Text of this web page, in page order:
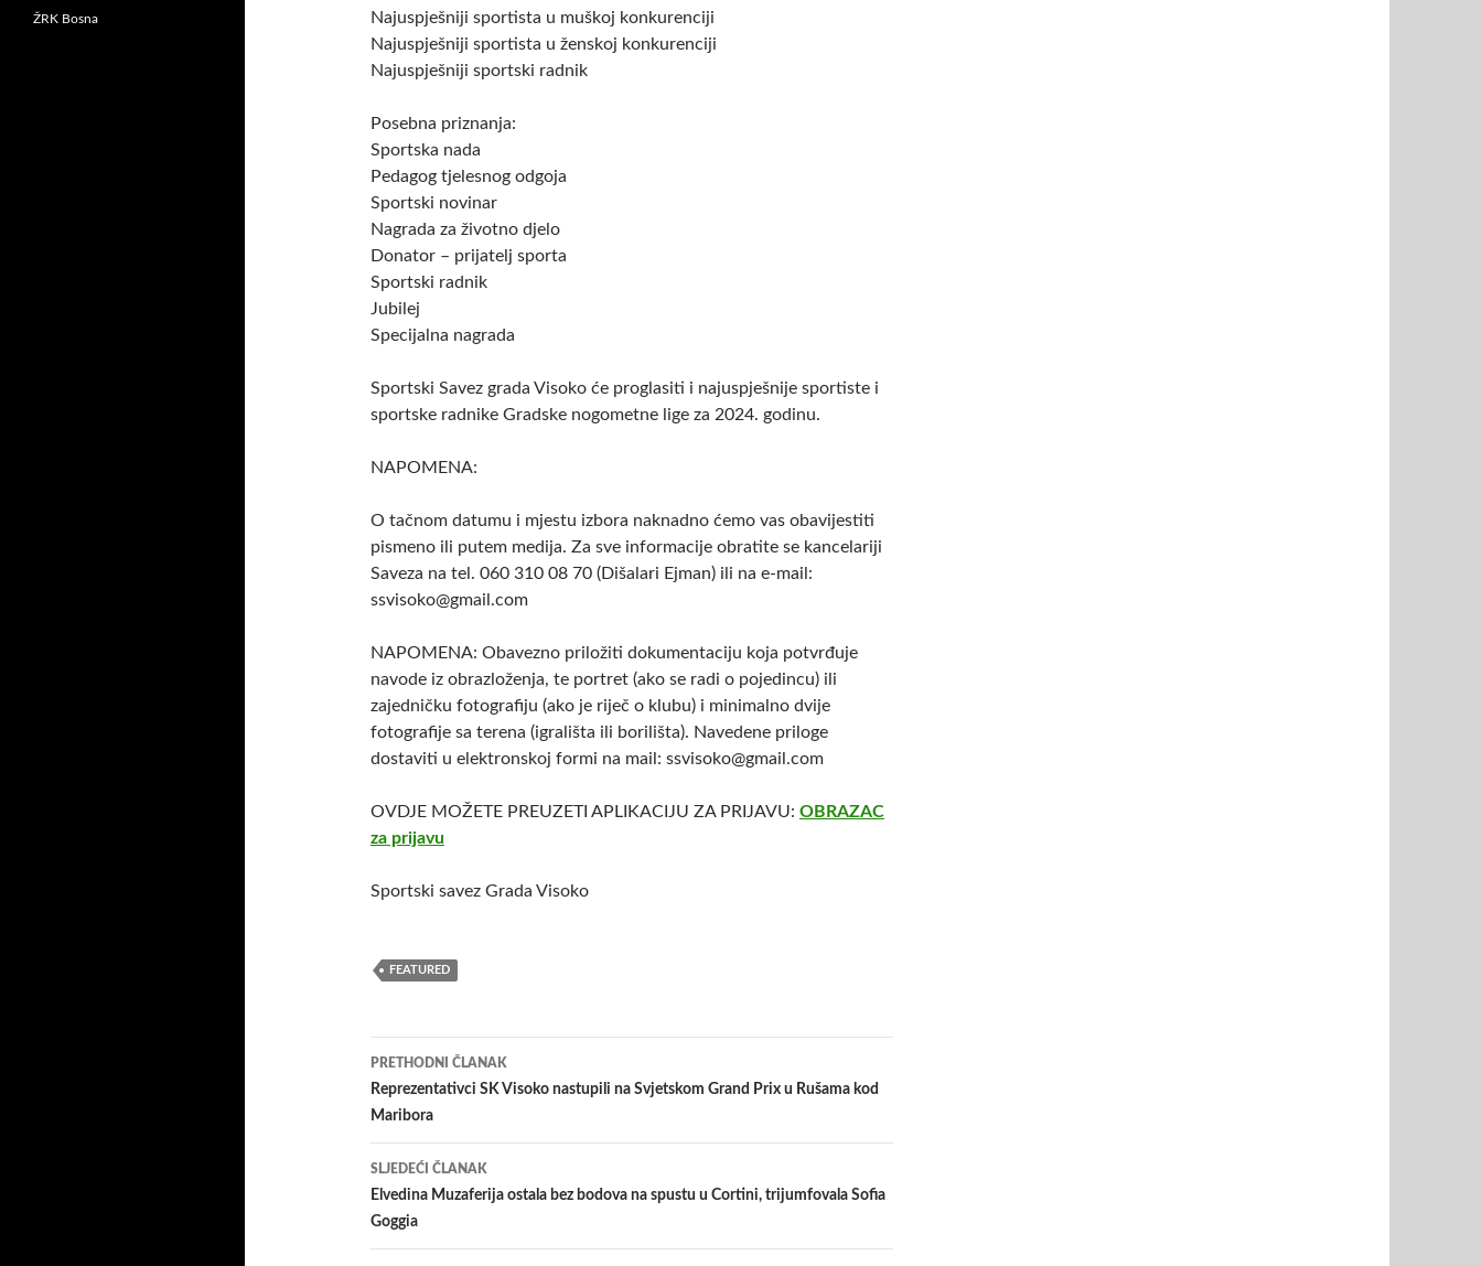
Najuspješniji sportista u muškoj konkurenciji
Najuspješniji sportista u ženskoj konkurenciji
Najuspješniji sportski radnik
Posebna priznanja:
Sportska nada
Pedagog tjelesnog odgoja
Sportski novinar
Nagrada za životno djelo
Donator – prijatelj sporta
Sportski radnik
Jubilej
Specijalna nagrada
Sportski Savez grada Visoko će proglasiti i najuspješnije sportiste i
sportske radnike Gradske nogometne lige za 2024. godinu.
NAPOMENA:
O tačnom datumu i mjestu izbora naknadno ćemo vas obavijestiti
pismeno ili putem medija. Za sve informacije obratite se kancelariji
Saveza na tel. 060 310 08 70 (Dišalari Ejman) ili na e-mail:
ssvisoko@gmail.com
NAPOMENA: Obavezno priložiti dokumentaciju koja potvrđuje
navode iz obrazloženja, te portret (ako se radi o pojedincu) ili
zajedničku fotografiju (ako je riječ o klubu) i minimalno dvije
fotografije sa terena (igrališta ili borilišta). Navedene priloge
dostaviti u elektronskoj formi na mail: ssvisoko@gmail.com
OVDJE MOŽETE PREUZETI APLIKACIJU ZA PRIJAVU: OBRAZAC
za prijavu
Sportski savez Grada Visoko
FEATURED
Navigacija
članaka
PRETHODNI ČLANAK
Reprezentativci SK Visoko nastupili na Svjetskom Grand Prix u Rušama kod
Maribora
SLJEDEĆI ČLANAK
Elvedina Muzaferija ostala bez bodova na spustu u Cortini, trijumfovala Sofia
Goggia
ŽRK Bosna